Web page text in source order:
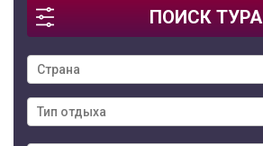
ПОИСК ТУРА